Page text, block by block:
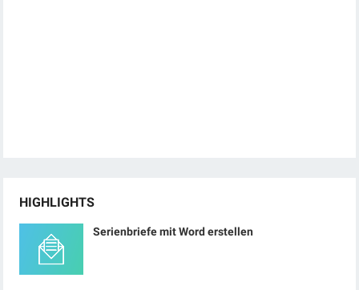
HIGHLIGHTS
Serienbriefe mit Word erstellen